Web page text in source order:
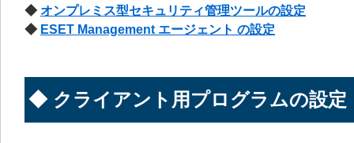
◆ オンプレミス型セキュリティ管理ツールの設定
◆ ESET Management エージェント の設定
◆ クライアント用プログラムの設定